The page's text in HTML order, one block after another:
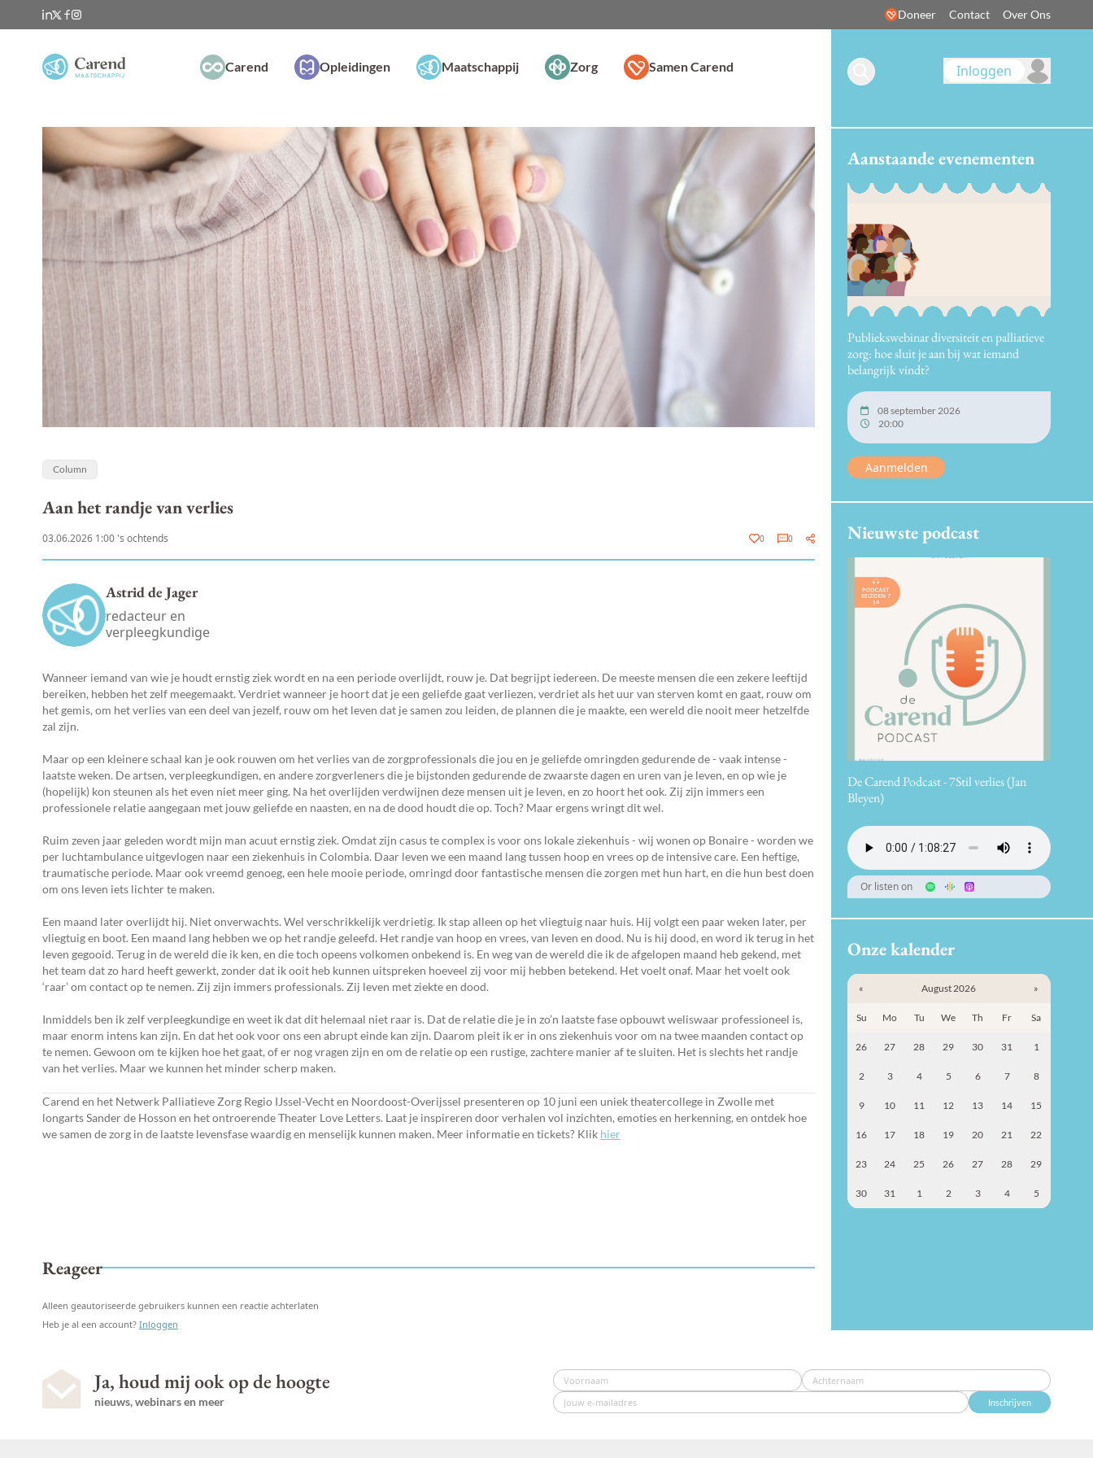
Doneer Contact Over Ons
Carend Opleidingen Maatschappij Zorg Samen Carend
Column
Aan het randje van verlies
03.06.2026 1:00 's ochtends 0 0
Astrid de Jager
redacteur en
verpleegkundige
Wanneer iemand van wie je houdt ernstig ziek wordt en na een periode overlijdt, rouw je. Dat begrijpt iedereen. De meeste mensen die een zekere leeftijd
bereiken, hebben het zelf meegemaakt. Verdriet wanneer je hoort dat je een geliefde gaat verliezen, verdriet als het uur van sterven komt en gaat, rouw om
het gemis, om het verlies van een deel van jezelf, rouw om het leven dat je samen zou leiden, de plannen die je maakte, een wereld die nooit meer hetzelfde
zal zijn.
Maar op een kleinere schaal kan je ook rouwen om het verlies van de zorgprofessionals die jou en je geliefde omringden gedurende de - vaak intense -
laatste weken. De artsen, verpleegkundigen, en andere zorgverleners die je bijstonden gedurende de zwaarste dagen en uren van je leven, en op wie je
(hopelijk) kon steunen als het even niet meer ging. Na het overlijden verdwijnen deze mensen uit je leven, en zo hoort het ook. Zij zijn immers een
professionele relatie aangegaan met jouw geliefde en naasten, en na de dood houdt die op. Toch? Maar ergens wringt dit wel.
Ruim zeven jaar geleden wordt mijn man acuut ernstig ziek. Omdat zijn casus te complex is voor ons lokale ziekenhuis - wij wonen op Bonaire - worden we
per luchtambulance uitgevlogen naar een ziekenhuis in Colombia. Daar leven we een maand lang tussen hoop en vrees op de intensive care. Een heftige,
traumatische periode. Maar ook vreemd genoeg, een hele mooie periode, omringd door fantastische mensen die zorgen met hun hart, en die hun best doen
om ons leven iets lichter te maken.
Een maand later overlijdt hij. Niet onverwachts. Wel verschrikkelijk verdrietig. Ik stap alleen op het vliegtuig naar huis. Hij volgt een paar weken later, per
vliegtuig en boot. Een maand lang hebben we op het randje geleefd. Het randje van hoop en vrees, van leven en dood. Nu is hij dood, en word ik terug in het
leven gegooid. Terug in de wereld die ik ken, en die toch opeens volkomen onbekend is. En weg van de wereld die ik de afgelopen maand heb gekend, met
het team dat zo hard heeft gewerkt, zonder dat ik ooit heb kunnen uitspreken hoeveel zij voor mij hebben betekend. Het voelt onaf. Maar het voelt ook
‘raar’ om contact op te nemen. Zij zijn immers professionals. Zij leven met ziekte en dood.
Inmiddels ben ik zelf verpleegkundige en weet ik dat dit helemaal niet raar is. Dat de relatie die je in zo’n laatste fase opbouwt weliswaar professioneel is,
maar enorm intens kan zijn. En dat het ook voor ons een abrupt einde kan zijn. Daarom pleit ik er in ons ziekenhuis voor om na twee maanden contact op
te nemen. Gewoon om te kijken hoe het gaat, of er nog vragen zijn en om de relatie op een rustige, zachtere manier af te sluiten. Het is slechts het randje
van het verlies. Maar we kunnen het minder scherp maken.
Carend en het Netwerk Palliatieve Zorg Regio IJssel-Vecht en Noordoost-Overijssel presenteren op 10 juni een uniek theatercollege in Zwolle met
longarts Sander de Hosson en het ontroerende Theater Love Letters. Laat je inspireren door verhalen vol inzichten, emoties en herkenning, en ontdek hoe
we samen de zorg in de laatste levensfase waardig en menselijk kunnen maken. Meer informatie en tickets? Klik hier
Reageer
Alleen geautoriseerde gebruikers kunnen een reactie achterlaten
Heb je al een account? Inloggen
Inloggen
Aanstaande evenementen
Publiekswebinar diversiteit en palliatieve
zorg: hoe sluit je aan bij wat iemand
belangrijk vindt?
08 september 2026
20:00
Aanmelden
Nieuwste podcast
De Carend Podcast - 7Stil verlies (Jan
Bleyen)
Or listen on
Onze kalender
« August 2026 »
Su Mo Tu We Th Fr Sa
26 27 28 29 30 31 1
2 3 4 5 6 7 8
9 10 11 12 13 14 15
16 17 18 19 20 21 22
23 24 25 26 27 28 29
30 31 1 2 3 4 5
Ja, houd mij ook op de hoogte
nieuws, webinars en meer Inschrijven